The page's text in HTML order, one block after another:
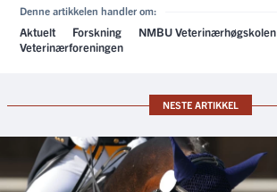
Denne artikkelen handler om:
Aktuelt Forskning
NMBU Veterinærhøgskolen
Veterinærforeningen
NESTE ARTIKKEL